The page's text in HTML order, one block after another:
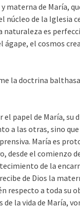
materna de María,
núcleo de la Iglesia
naturaleza es
ágape, el cosmos
la doctrina
el papel de María, su
a las otras, sino que
María es
desde el comienzo
de la
de Dios la
respecto a toda su
de la vida de María,